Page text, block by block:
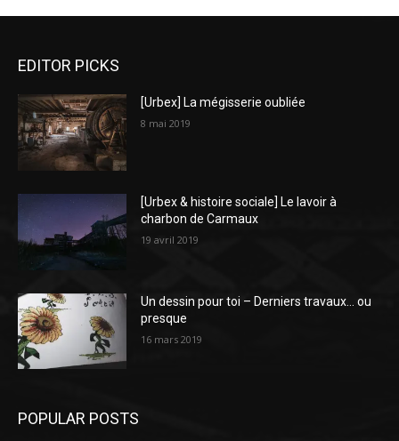
EDITOR PICKS
[Urbex] La mégisserie oubliée
8 mai 2019
[Urbex & histoire sociale] Le lavoir à
charbon de Carmaux
19 avril 2019
Un dessin pour toi – Derniers travaux… ou
presque
16 mars 2019
POPULAR POSTS